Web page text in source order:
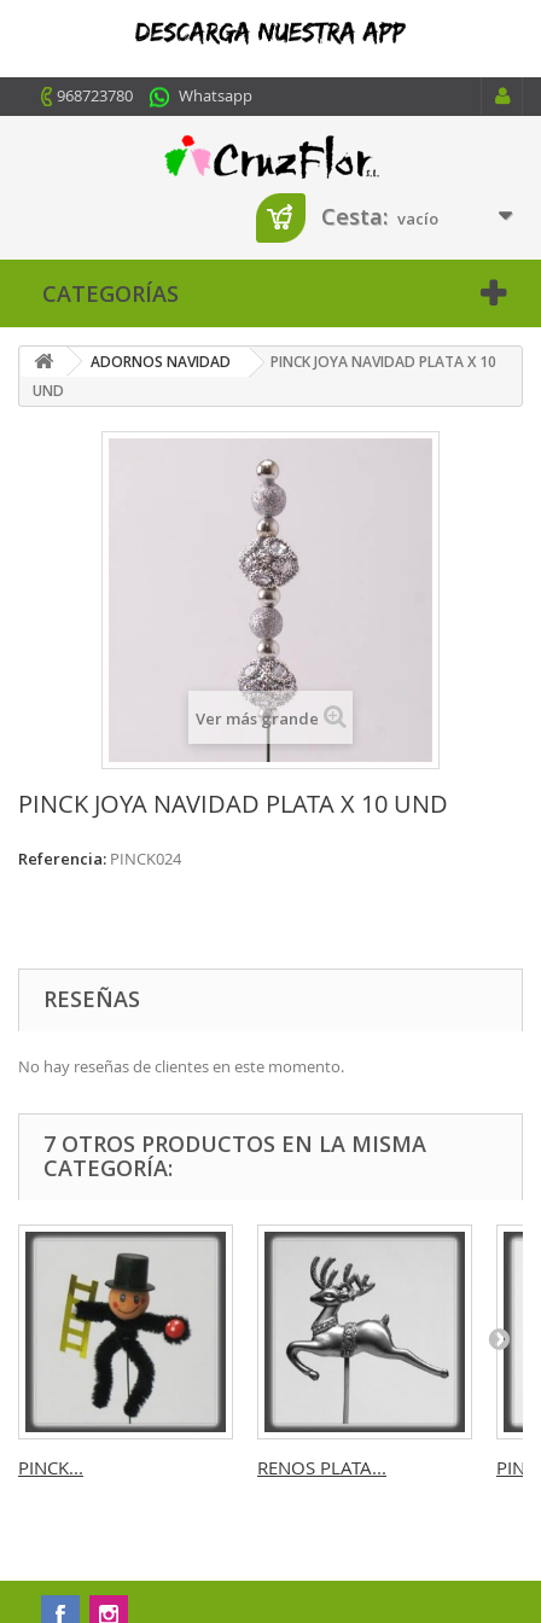
968723780 Whatsapp
Cesta: vacío
CATEGORÍAS
ADORNOS NAVIDAD
PINCK JOYA NAVIDAD PLATA X 10
UND
Ver más grande
PINCK JOYA NAVIDAD PLATA X 10 UND
Referencia: PINCK024
RESEÑAS
No hay reseñas de clientes en este momento.
7 OTROS PRODUCTOS EN LA MISMA
CATEGORÍA:
PINCK... RENOS PLATA...